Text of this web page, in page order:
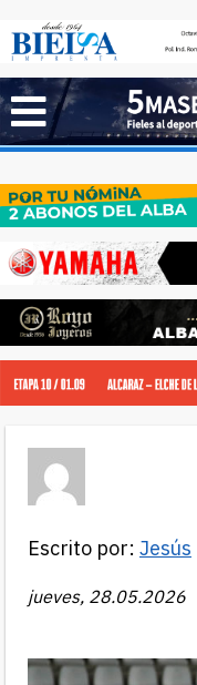
Escrito por: Jesús
jueves, 28.05.2026